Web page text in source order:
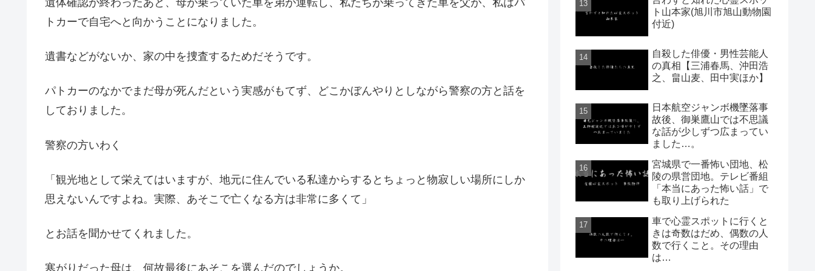
遺体確認が終わったあと、母が乗っていた車を弟が運転し、私たちが乗ってきた車を父が、私はパ
トカーで自宅へと向かうことになりました。
遺書などがないか、家の中を捜査するためだそうです。
パトカーのなかでまだ母が死んだという実感がもてず、どこかぼんやりとしながら警察の方と話を
しておりました。
警察の方いわく
「観光地として栄えてはいますが、地元に住んでいる私達からするとちょっと物寂しい場所にしか
思えないんですよね。実際、あそこで亡くなる方は非常に多くて」
とお話を聞かせてくれました。
寒がりだった母は、何故最後にあそこを選んだのでしょうか。
ト山本家(旭川市旭山動物園
付近)
自殺した俳優・男性芸能人
の真相【三浦春馬、沖田浩
之、畠山麦、田中実ほか】
日本航空ジャンボ機墜落事
故後、御巣鷹山では不思議
な話が少しずつ広まってい
ました…。
宮城県で一番怖い団地、松
陵の県営団地。テレビ番組
「本当にあった怖い話」で
も取り上げられた
車で心霊スポットに行くと
きは奇数はだめ、偶数の人
数で行くこと。その理由
は…